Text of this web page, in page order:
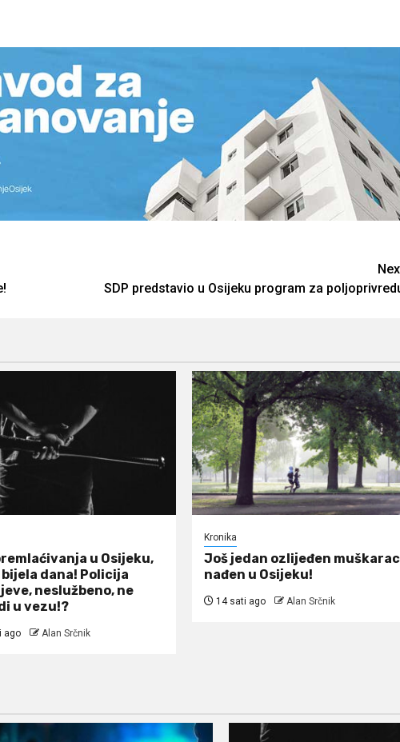
SDP predstavio u Osijeku program za
u Osijeku,
bijela dana! Policija
neslužbeno, ne
u vezu!?
ago Alan Srčnik
Kronika
Još jedan ozlijeđen muškarac
nađen u Osijeku!
14 sati ago Alan Srčnik